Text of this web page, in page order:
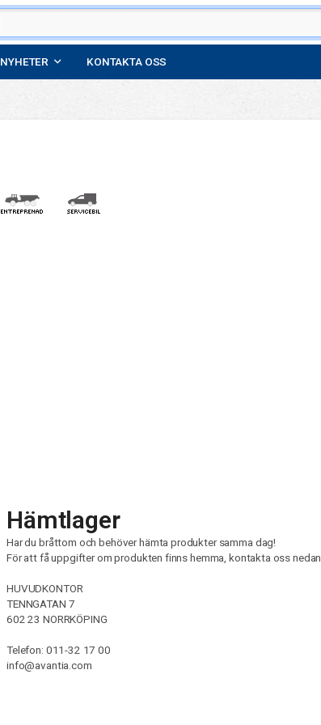
NYHETER KONTAKTA OSS
Hämtlager
Har du bråttom och behöver hämta produkter samma dag!
För att få uppgifter om produkten finns hemma, kontakta oss nedan.
HUVUDKONTOR
TENNGATAN 7
602 23 NORRKÖPING
Telefon: 011-32 17 00
info@avantia.com